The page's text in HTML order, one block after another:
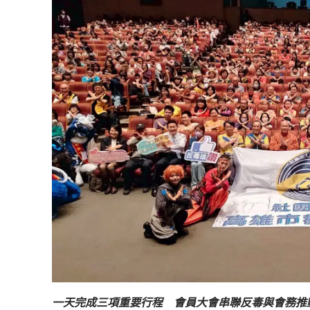
一天完成三項重要行程 會員大會串聯反毒與會務推